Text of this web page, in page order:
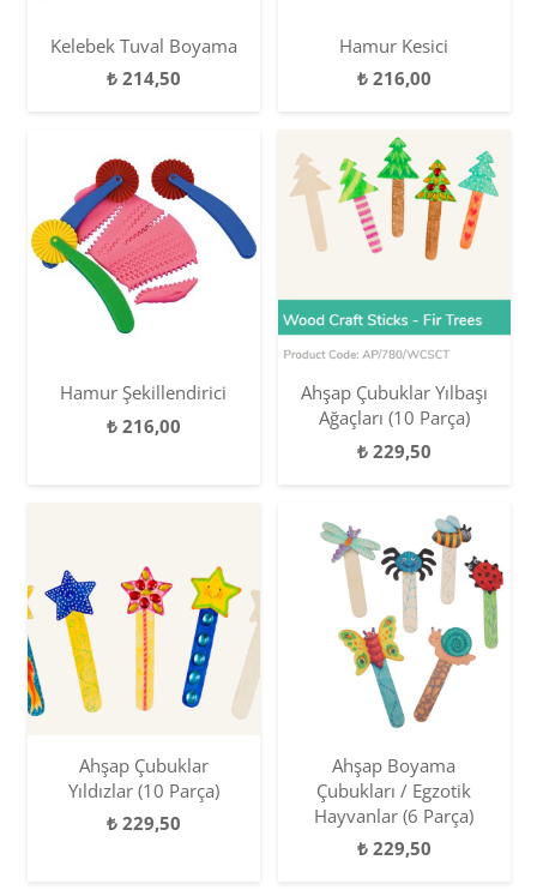
Kelebek Tuval Boyama
₺214,50
Hamur Kesici
₺216,00
Hamur Şekillendirici
₺216,00
Ahşap Çubuklar Yılbaşı
Ağaçları (10 Parça)
₺229,50
Ahşap Çubuklar
Yıldızlar (10 Parça)
₺229,50
Ahşap Boyama
Çubukları / Egzotik
Hayvanlar (6 Parça)
₺229,50